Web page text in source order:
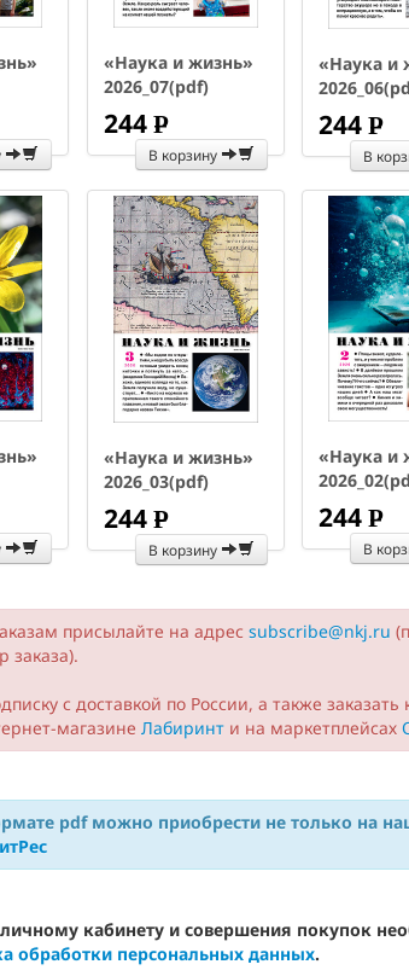
«Наука и жизнь»
2026_07(pdf)
244 P
УБ.
В корзину
«Наука и
244P
В
«Наука и жизнь»
2026_03(pdf)
244 P
УБ.
В корзину
«Наука и
244P
В
присылайте на адрес subscribe@nkj.ru
заказа).
с доставкой по России, а также
магазине Лабиринт и на маркетплейсах
pdf можно приобрести не только на
кабинету и совершения покупок
обработки персональных данных.